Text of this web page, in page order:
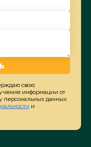
свою
информации от
персональных данных
и